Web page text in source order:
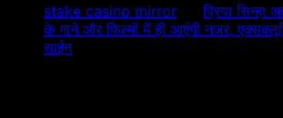
stake casino mirror onप्रिया सिन्हा
के गाने और फिल्मों में ही आएंगी नजर,
साईन